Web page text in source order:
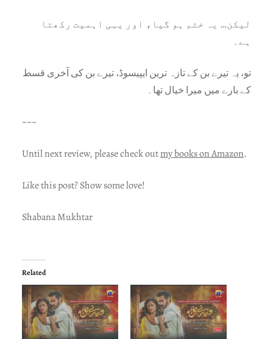
لیکن… یہ ختم ہو گیا، اور یہی اہمیت رکھتا
ہے۔
تو، یہ تیرے بن کے تازہ ترین ایپیسوڈ، تیرے بن کی آخری قسط
کے بارے میں میرا خیال تھا۔
~~~
Until next review, please check outmy books on Amazon.
Like this post? Show some love!
Shabana Mukhtar
Related